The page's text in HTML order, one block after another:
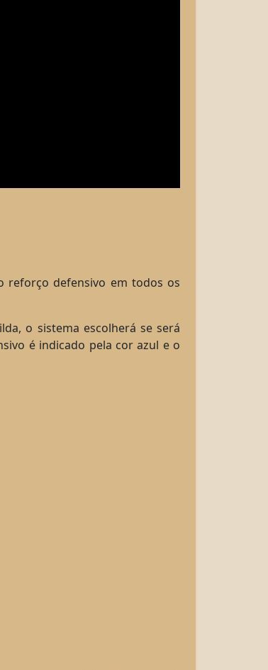
reforço defensivo em todos os
o sistema escolherá se será
é indicado pela cor azul e o